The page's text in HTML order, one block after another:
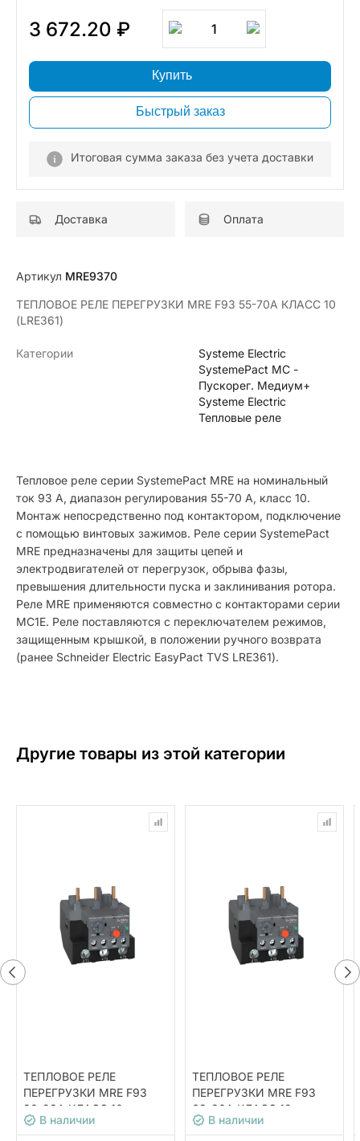
3 672.20 ₽ 1
Купить
Быстрый заказ
Итоговая сумма заказа без учета доставки
Доставка Оплата
Артикул MRE9370
ТЕПЛОВОЕ РЕЛЕ ПЕРЕГРУЗКИ MRE F93 55-70A КЛАСС 10
(LRE361)
Категории
Systeme Electric
SystemePact MC -
Пускорег. Медиум+
Systeme Electric
Тепловые реле
Тепловое реле серии SystemePact MRE на номинальный
ток 93 А, диапазон регулирования 55-70 А, класс 10.
Монтаж непосредственно под контактором, подключение
с помощью винтовых зажимов. Реле серии SystemePact
MRE предназначены для защиты цепей и
электродвигателей от перегрузок, обрыва фазы,
превышения длительности пуска и заклинивания ротора.
Реле MRE применяются совместно с контакторами серии
MC1E. Реле поставляются с переключателем режимов,
защищенным крышкой, в положении ручного возврата
(ранее Schneider Electric EasyPact TVS LRE361).
Другие товары из этой категории
ТЕПЛОВОЕ РЕЛЕ
ПЕРЕГРУЗКИ MRE F93
80-93A КЛАСС 10
(LRE365)
В наличии
ТЕПЛОВОЕ РЕЛЕ
ПЕРЕГРУЗКИ MRE F93
63-80A КЛАСС 10
(LRE363)
В наличии